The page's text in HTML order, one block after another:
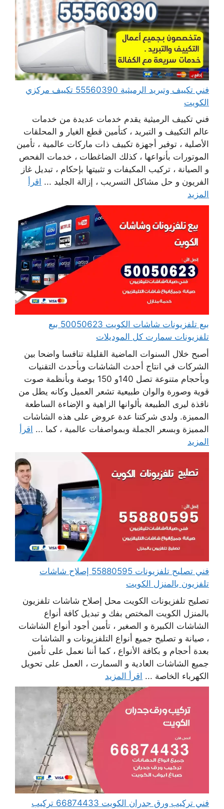
فني تكييف وتبريد الرميثية 55560390 تكييف مركزي
الكويت
فني تكييف الرميثية يقدم خدمات عديدة من خدمات
عالم التكييف و التبريد ، كتأمين قطع الغيار و المحلقات
الأصلية ، توفير أجهزة تكييف ذات ماركات عالمية ، تأمين
الموتورات بأنواعها ، كذلك الضاغطات ، خدمات الفحص
و الصيانة ، تركيب المكيفات و تثبيتها بإحكام ، تبديل غاز
الفريون و حل مشاكل التسريب ، إزالة الجليد ... اقرأ
المزيد
بيع تلفزيونات شاشات الكويت 50050623 بيع
تلفزيونات سمارت كل الموديلات
أصبح خلال السنوات الماضية القليلة تنافسا واضحا بين
الشركات في انتاج أحدث الشاشات وبأحدث التقنيات
وبأحجام متنوعة تصل 140و 150 بوصة وبأنظمة صوت
قوية وصورة والوان طبيعية تشعر العميل وكانه يطل من
نافذة ليرى الطبيعة بألوانها الزاهية و الإضاءة الساطعة
المميزة. ولدى شركتنا عدة عروض على هذه الشاشات
المميزة وبسعر الجملة وبمواصفات عالمية ، كما ... اقرأ
المزيد
فني تصليح تلفزيونات 55880595 إصلاح شاشات
تلفزيون بالمنزل الكويت
تصليح تلفزيونات الكويت محل إصلاح شاشات تلفزيون
بالمنزل الكويت المختص بفك و تبديل كافة أنواع
الشاشات الكبيرة و الصغير ، تأمين أجود أنواع الشاشات
، صيانة و تصليح جميع أنواع التلفزيونات و الشاشات
بعدة أحجام و بكافة الأنواع ، كما أننا نعمل على تأمين
جميع الشاشات العادية و السمارت ، العمل على تحويل
الكهرباء الخاصة ... اقرأ المزيد
فني تركيب ورق جدران الكويت 66874433 تركيب